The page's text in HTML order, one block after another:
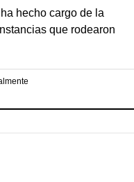
hecho cargo de la
que rodearon